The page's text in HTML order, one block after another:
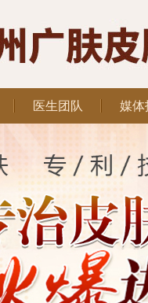
医生团队 媒体